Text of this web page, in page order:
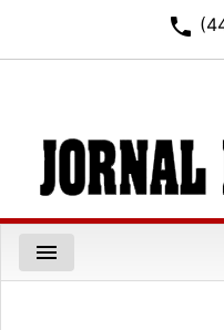
phone
menu